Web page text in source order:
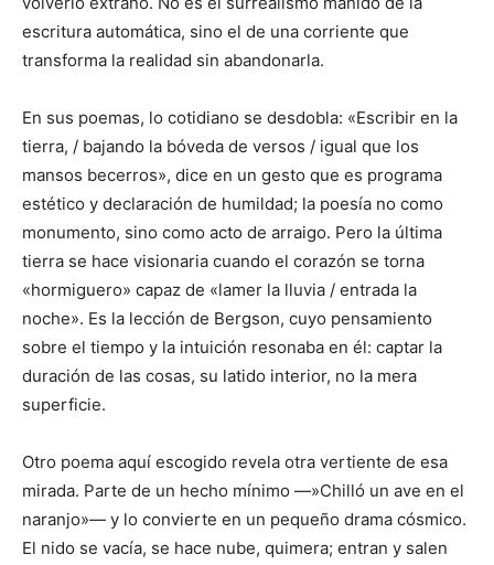
escritura automática, sino el de una corriente que
transforma la realidad sin abandonarla.
En sus poemas, lo cotidiano se desdobla: «Escribir en la
tierra, / bajando la bóveda de versos / igual que los
mansos becerros», dice en un gesto que es programa
estético y declaración de humildad; la poesía no como
monumento, sino como acto de arraigo. Pero la última
tierra se hace visionaria cuando el corazón se torna
«hormiguero» capaz de «lamer la lluvia / entrada la
noche». Es la lección de Bergson, cuyo pensamiento
sobre el tiempo y la intuición resonaba en él: captar la
duración de las cosas, su latido interior, no la mera
superficie.
Otro poema aquí escogido revela otra vertiente de esa
mirada. Parte de un hecho mínimo —»Chilló un ave en el
naranjo»— y lo convierte en un pequeño drama cósmico.
El nido se vacía, se hace nube, quimera; entran y salen